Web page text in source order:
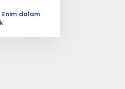
Enim dalam